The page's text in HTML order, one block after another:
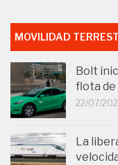
MOVILIDAD
Bolt
flota de
22/07/
La